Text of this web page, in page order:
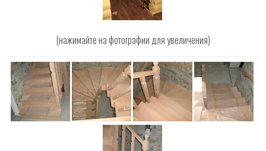
(нажимайте на фотографии для увеличения)